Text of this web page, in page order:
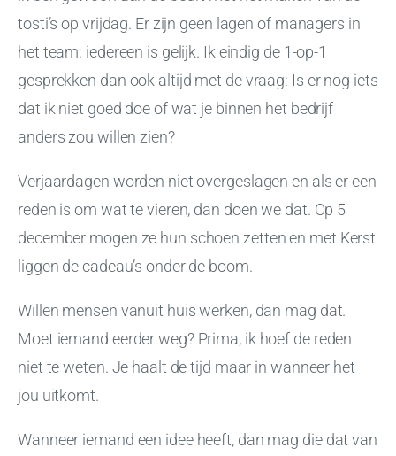
tosti’s op vrijdag. Er zijn geen lagen of managers in
het team: iedereen is gelijk. Ik eindig de 1-op-1
gesprekken dan ook altijd met de vraag: Is er nog iets
dat ik niet goed doe of wat je binnen het bedrijf
anders zou willen zien?
Verjaardagen worden niet overgeslagen en als er een
reden is om wat te vieren, dan doen we dat. Op 5
december mogen ze hun schoen zetten en met Kerst
liggen de cadeau’s onder de boom.
Willen mensen vanuit huis werken, dan mag dat.
Moet iemand eerder weg? Prima, ik hoef de reden
niet te weten. Je haalt de tijd maar in wanneer het
jou uitkomt.
Wanneer iemand een idee heeft, dan mag die dat van